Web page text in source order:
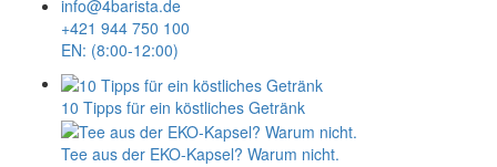
info@4barista.de
+421 944 750 100
EN: (8:00-12:00)
10 Tipps für ein köstliches Getränk
Tee aus der EKO-Kapsel? Warum nicht.